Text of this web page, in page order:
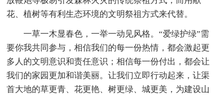
花、植树等有利生态环境的文明祭祖方式来代替。
一草一木显春色，一举一动见风格。“爱绿护绿”需
要你我共同参与，相信我们的每一份热情，都会激起更
多人的文明意识和责任意识；相信每一份付出，都会让
我们的家园更加和谐美丽。让我们立即行动起来，让渠
首大地的草更青、花更艳、树更绿、城更美，为建设山